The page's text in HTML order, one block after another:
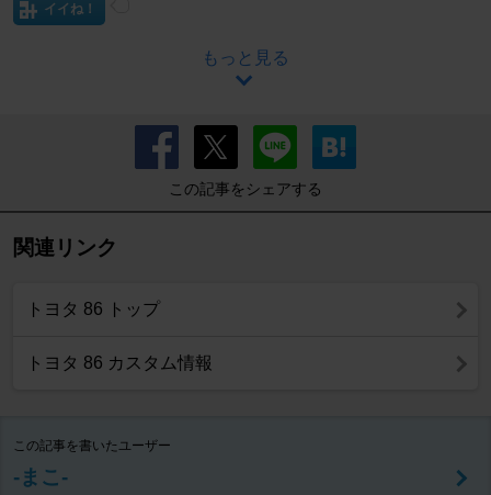
イイね！
もっと見る
この記事をシェアする
関連リンク
トヨタ 86 トップ
トヨタ 86 カスタム情報
この記事を書いたユーザー
‐まこ‐